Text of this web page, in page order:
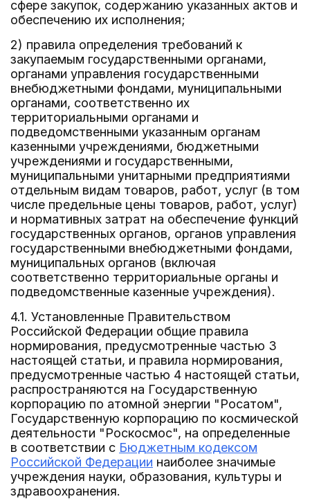
сфере закупок, содержанию указанных актов и
обеспечению их исполнения;
2) правила определения требований к
закупаемым государственными органами,
органами управления государственными
внебюджетными фондами, муниципальными
органами, соответственно их
территориальными органами и
подведомственными указанным органам
казенными учреждениями, бюджетными
учреждениями и государственными,
муниципальными унитарными предприятиями
отдельным видам товаров, работ, услуг (в том
числе предельные цены товаров, работ, услуг)
и нормативных затрат на обеспечение функций
государственных органов, органов управления
государственными внебюджетными фондами,
муниципальных органов (включая
соответственно территориальные органы и
подведомственные казенные учреждения).
4.1. Установленные Правительством
Российской Федерации общие правила
нормирования, предусмотренные частью 3
настоящей статьи, и правила нормирования,
предусмотренные частью 4 настоящей статьи,
распространяются на Государственную
корпорацию по атомной энергии "Росатом",
Государственную корпорацию по космической
деятельности "Роскосмос", на определенные
в соответствии с Бюджетным кодексом
Российской Федерации наиболее значимые
учреждения науки, образования, культуры и
здравоохранения.